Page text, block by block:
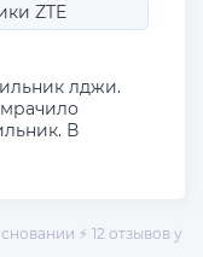
ZTE
лджи.
В
⚡ 12 отзывов у